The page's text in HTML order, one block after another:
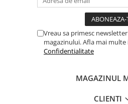
Vreau sa primesc
magazinului. Afla mai multe
Confidentialitate
MAGAZINUL
CLIENTI